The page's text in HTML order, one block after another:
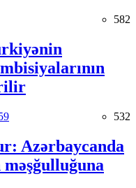
582
532
Azərbaycanda